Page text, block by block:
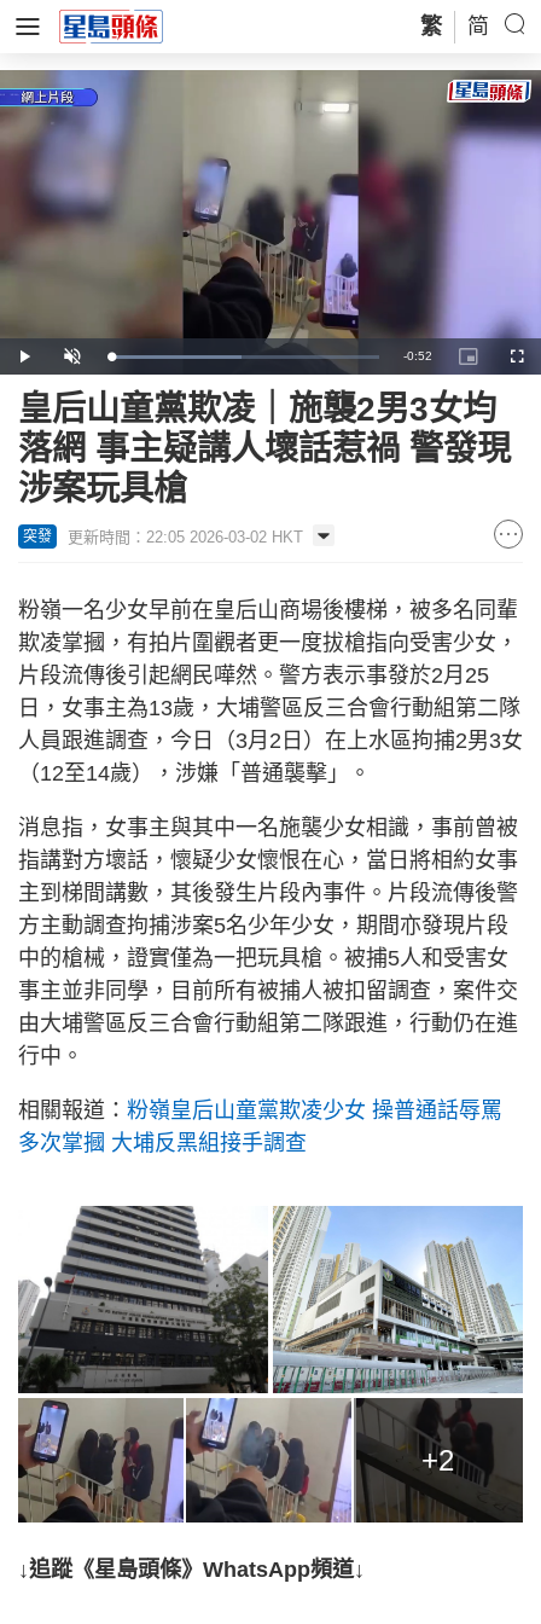
繁 简
Play Unmute Loaded:
48.99%
Remaining
Time
-0:52
Picture-
in-
皇后山童黨欺凌｜施襲2男3女均
落網 事主疑講人壞話惹禍 警發現
涉案玩具槍
突發 更新時間：22:05 2026-03-02 HKT
粉嶺一名少女早前在皇后山商場後樓梯，被多名同輩
欺凌掌摑，有拍片圍觀者更一度拔槍指向受害少女，
片段流傳後引起網民嘩然。警方表示事發於2月25
日，女事主為13歲，大埔警區反三合會行動組第二隊
人員跟進調查，今日（3月2日）在上水區拘捕2男3女
（12至14歲），涉嫌「普通襲擊」。
消息指，女事主與其中一名施襲少女相識，事前曾被
指講對方壞話，懷疑少女懷恨在心，當日將相約女事
主到梯間講數，其後發生片段內事件。片段流傳後警
方主動調查拘捕涉案5名少年少女，期間亦發現片段
中的槍械，證實僅為一把玩具槍。被捕5人和受害女
事主並非同學，目前所有被捕人被扣留調查，案件交
由大埔警區反三合會行動組第二隊跟進，行動仍在進
行中。
相關報道： 粉嶺皇后山童黨欺凌少女 操普通話辱罵
多次掌摑 大埔反黑組接手調查
+2
↓追蹤《星島頭條》WhatsApp頻道↓